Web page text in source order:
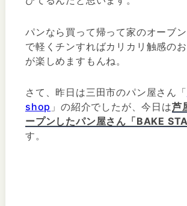
パンなら買って帰って家のオーブ
で軽くチンすればカリカリ触感の
が楽しめますもんね。
さて、昨日は三田市のパン屋さん「
shop 」の紹介でしたが、今日は芦
ープンしたパン屋さん「BAKE
す。